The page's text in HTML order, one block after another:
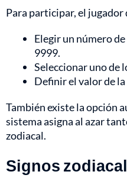
Para participar, el jugador
Elegir un número
9999.
Seleccionar uno de
Definir el valor de la
También existe la opción
sistema asigna al azar
zodiacal.
Signos